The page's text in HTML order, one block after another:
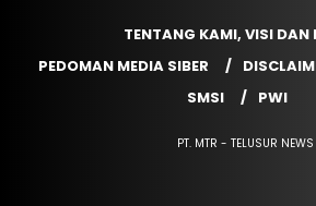
TENTANG KAMI, VISI DAN
PEDOMAN MEDIA SIBER
SMSI
PWI
PT. MTR - TELUSUR NEWS